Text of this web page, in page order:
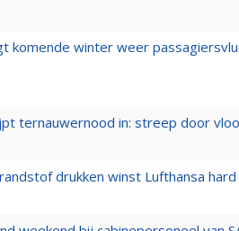
komende winter weer
ternauwernood in: streep door
drukken winst Lufthansa